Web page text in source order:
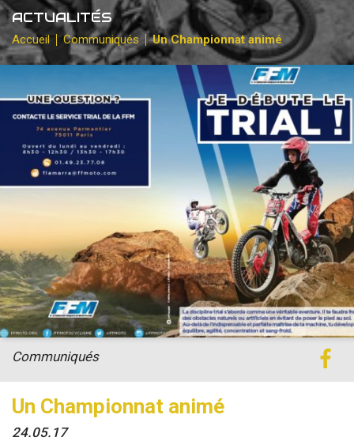
PARTENAIRES
ACTUALITÉS
Accueil Communiqués Un Championnat animé
Un Championnat animé
24.05.17
Communiqués